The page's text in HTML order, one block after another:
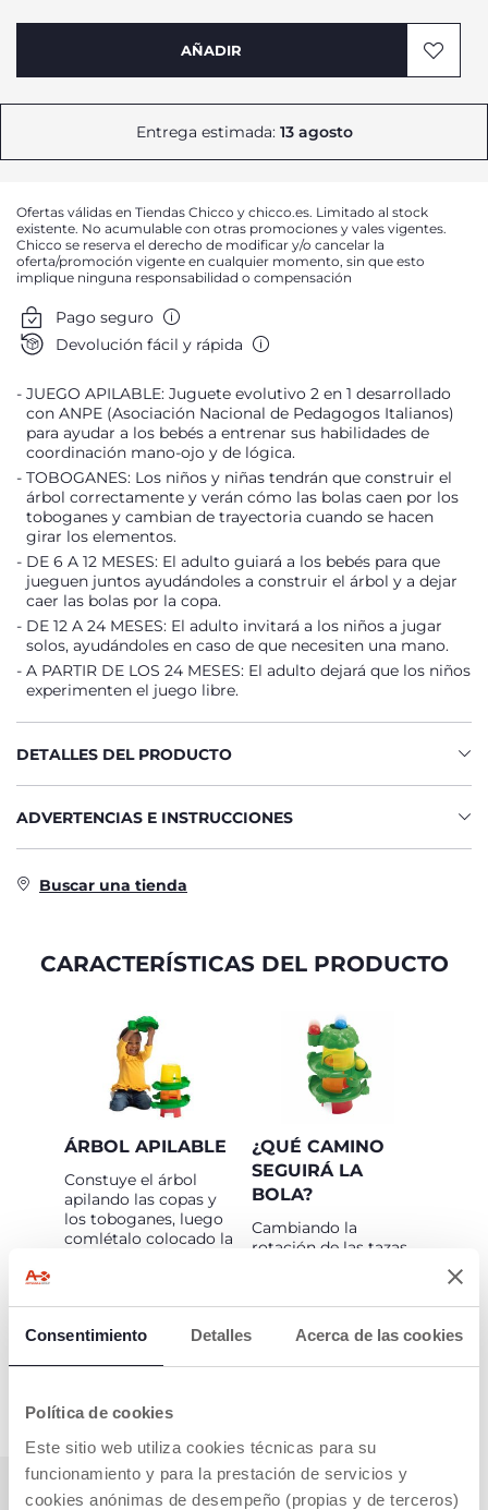
Consentimiento Detalles Acerca de las cookies
Política de cookies
Este sitio web utiliza cookies técnicas para su
funcionamiento y para la prestación de servicios y
cookies anónimas de desempeño (propias y de terceros)
AÑADIR
Entrega estimada: 13 agosto
Ofertas válidas en Tiendas Chicco y chicco.es. Limitado al stock
existente. No acumulable con otras promociones y vales vigentes.
Chicco se reserva el derecho de modificar y/o cancelar la
oferta/promoción vigente en cualquier momento, sin que esto
implique ninguna responsabilidad o compensación
Pago seguro
Devolución fácil y rápida
JUEGO APILABLE: Juguete evolutivo 2 en 1 desarrollado
con ANPE (Asociación Nacional de Pedagogos Italianos)
para ayudar a los bebés a entrenar sus habilidades de
coordinación mano-ojo y de lógica.
TOBOGANES: Los niños y niñas tendrán que construir el
árbol correctamente y verán cómo las bolas caen por los
toboganes y cambian de trayectoria cuando se hacen
girar los elementos.
DE 6 A 12 MESES: El adulto guiará a los bebés para que
jueguen juntos ayudándoles a construir el árbol y a dejar
caer las bolas por la copa.
DE 12 A 24 MESES: El adulto invitará a los niños a jugar
solos, ayudándoles en caso de que necesiten una mano.
A PARTIR DE LOS 24 MESES: El adulto dejará que los niños
experimenten el juego libre.
DETALLES DEL PRODUCTO
ADVERTENCIAS E INSTRUCCIONES
Buscar una tienda
CARACTERÍSTICAS DEL PRODUCTO
ÁRBOL APILABLE
Constuye el árbol
apilando las copas y
los toboganes, luego
comlétalo colocado la
toboganes hasta el
¿QUÉ CAMINO
SEGUIRÁ LA
BOLA?
Cambiando la
rotación de las tazas,
bolitas! Los bebés se
divertirán viéndolas
caer y adivinando qué
trayectoria seguirán.